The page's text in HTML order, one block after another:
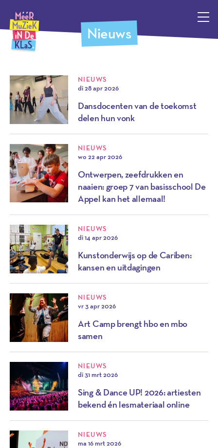
Méér Muziek in de Klas, terug naar de homepagina
Nieuws
NIEUWS
di 28 apr 2026
Dansdocenten van de toekomst
delen hun vonk
NIEUWS
wo 22 apr 2026
Ontwerpen, zeefdrukken en
naaien: groep 7 van basisschool De
Appel kan het allemaal!
NIEUWS
di 14 apr 2026
Kunstonderwijs op de Cariben:
kansen en uitdagingen
NIEUWS
vr 3 apr 2026
Art Camp brengt hbo en mbo
samen
NIEUWS
di 31 mrt 2026
Sing & Dance UP! 2026: artiesten
bekend én lesmateriaal online
NIEUWS
ma 16 mrt 2026